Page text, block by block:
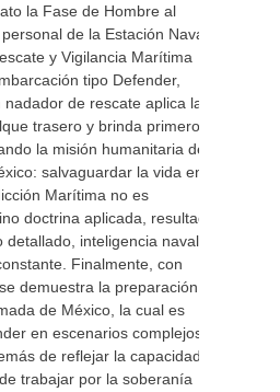
la Fase de Hombre al
de la Estación Naval
y Vigilancia Marítima
tipo Defender,
de rescate aplica la
trasero y brinda primeros
la misión humanitaria de
salvaguardar la vida en
Marítima no es
doctrina aplicada, resultado
inteligencia naval y
Finalmente, con
demuestra la preparación
de México, la cual es
en escenarios complejos y
de reflejar la capacidad
trabajar por la soberanía